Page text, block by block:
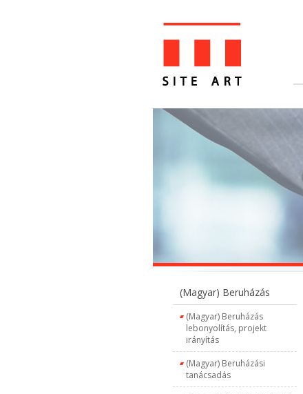
(Magyar) Beruházás
(Magyar) Beruházás
lebonyolítás, projekt
irányítás
(Magyar) Beruházási
tanácsadás